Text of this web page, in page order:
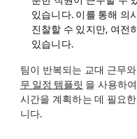
있습니다. 이를 통해 의
진찰할 수 있지만, 여전
있습니다.
팀이 반복되는 교대 근무
무 일정 템플릿 을 사용하
시간을 계획하는 데 필요
니다.